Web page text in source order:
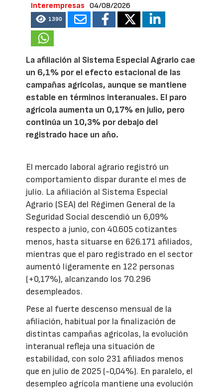
Interempresas
04/08/2026
1390
La afiliación al Sistema Especial Agrario cae
un 6,1% por el efecto estacional de las
campañas agrícolas, aunque se mantiene
estable en términos interanuales. El paro
agrícola aumenta un 0,17% en julio, pero
continúa un 10,3% por debajo del
registrado hace un año.
El mercado laboral agrario registró un
comportamiento dispar durante el mes de
julio. La afiliación al Sistema Especial
Agrario (SEA) del Régimen General de la
Seguridad Social descendió un 6,09%
respecto a junio, con 40.605 cotizantes
menos, hasta situarse en 626.171 afiliados,
mientras que el paro registrado en el sector
aumentó ligeramente en 122 personas
(+0,17%), alcanzando los 70.296
desempleados.
Pese al fuerte descenso mensual de la
afiliación, habitual por la finalización de
distintas campañas agrícolas, la evolución
interanual refleja una situación de
estabilidad, con solo 231 afiliados menos
que en julio de 2025 (-0,04%). En paralelo, el
desempleo agrícola mantiene una evolución